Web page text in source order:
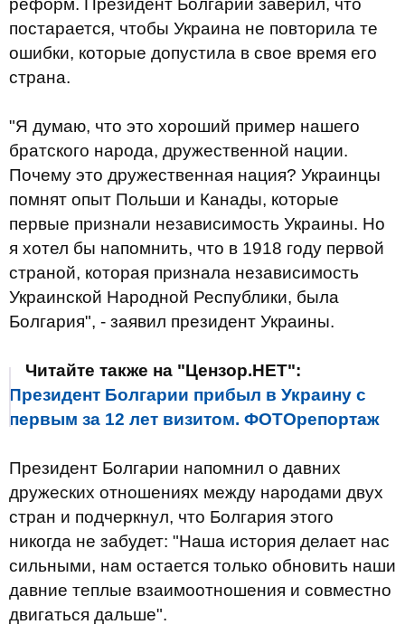
реформ. Президент Болгарии заверил, что
постарается, чтобы Украина не повторила те
ошибки, которые допустила в свое время его
страна.
"Я думаю, что это хороший пример нашего
братского народа, дружественной нации.
Почему это дружественная нация? Украинцы
помнят опыт Польши и Канады, которые
первые признали независимость Украины. Но
я хотел бы напомнить, что в 1918 году первой
страной, которая признала независимость
Украинской Народной Республики, была
Болгария", - заявил президент Украины.
Читайте также на "Цензор.НЕТ":
Президент Болгарии прибыл в Украину с
первым за 12 лет визитом. ФОТОрепортаж
Президент Болгарии напомнил о давних
дружеских отношениях между народами двух
стран и подчеркнул, что Болгария этого
никогда не забудет: "Наша история делает нас
сильными, нам остается только обновить наши
давние теплые взаимоотношения и совместно
двигаться дальше".